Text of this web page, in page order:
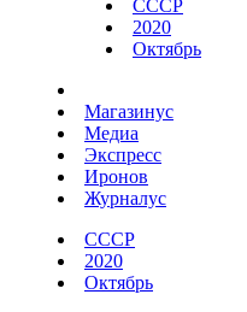
СССР
2020
Октябрь
Магазинус
Медиа
Экспресс
Иронов
Журналус
СССР
2020
Октябрь